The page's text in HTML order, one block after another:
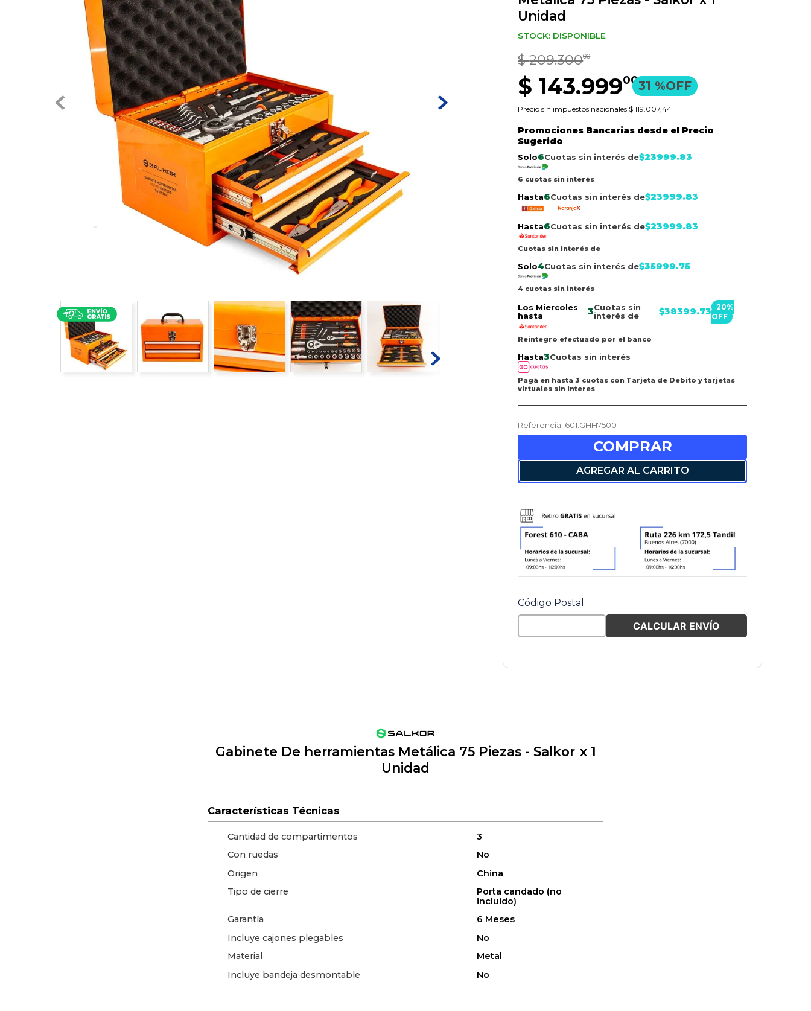
Unidad
STOCK: DISPONIBLE
$ 209.30000
$ 143.9990031 %OFF
Precio sin impuestos nacionales $ 119.007,44
Promociones Bancarias desde el Precio
Sugerido
Solo6Cuotas sin interés de$23999.83
6 cuotas sin interés
Hasta6Cuotas sin interés de$23999.83
Hasta6Cuotas sin interés de$23999.83
Cuotas sin interés de
Solo4Cuotas sin interés de$35999.75
4 cuotas sin interés
Los Miercoles
hasta
3Cuotas sin
interés de
$38399.73 20%
OFF
Reintegro efectuado por el banco
Hasta3Cuotas sin interés
Pagá en hasta 3 cuotas con Tarjeta de Debito y tarjetas
virtuales sin interes
Referencia: 601.GHH7500
COMPRAR
AGREGAR AL CARRITO
Código Postal
CALCULAR ENVÍO
Gabinete De herramientas Metálica 75 Piezas - Salkor x 1
Unidad
Cantidad de compartimentos
3
Con ruedas
No
Origen
China
Tipo de cierre
Porta candado (no
incluido)
Garantía
6 Meses
Incluye cajones plegables
No
Material
Metal
Incluye bandeja desmontable
No
10. aspiradora